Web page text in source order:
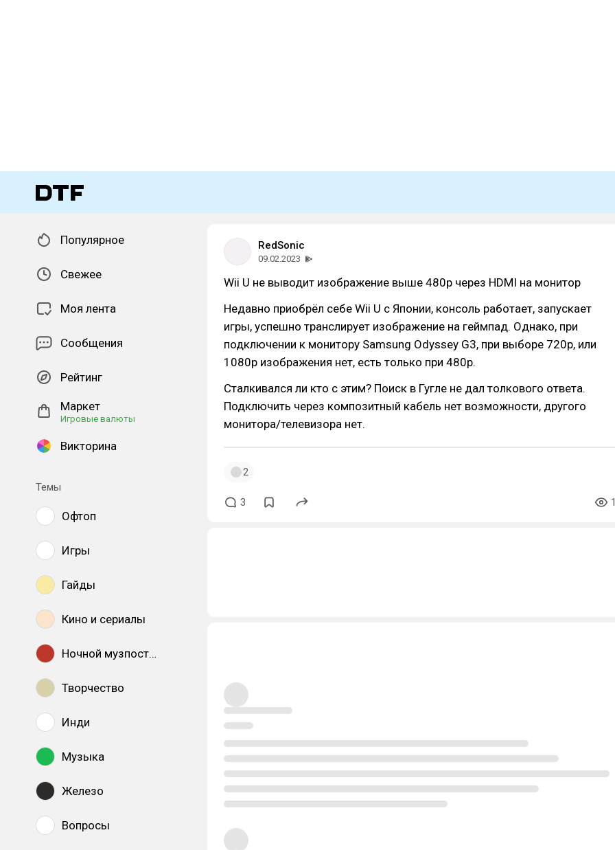
Популярное
Свежее
Моя лента
Сообщения
Рейтинг
Маркет
Игровые валюты
Викторина
Темы
Офтоп
Игры
Гайды
Кино и сериалы
Ночной музпостинг
Творчество
Инди
Музыка
Железо
Вопросы
RedSonic
09.02.2023
Wii U не выводит изображение выше 480p через HDMI на монитор
Недавно приобрёл себе Wii U с Японии, консоль работает, запускает
игры, успешно транслирует изображение на геймпад. Однако, при
подключении к монитору Samsung Odyssey G3, при выборе 720p, или
1080p изображения нет, есть только при 480p.
Сталкивался ли кто с этим? Поиск в Гугле не дал толкового ответа.
Подключить через композитный кабель нет возможности, другого
монитора/телевизора нет.
2
3